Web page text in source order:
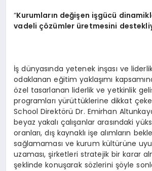
“Kurumların değişen işgücü
vadeli çözümler üretmesini
İş dünyasında yetenek inşası ve
odaklanan eğitim yaklaşımı
özel tasarlanan liderlik ve yetkinlik
programları yürüttüklerine dikkat
School Direktörü Dr. Emirhan
beyaz yakalı çalışanlar arasındaki
oranları, dış kaynaklı işe alımların
sağlamaması ve kurum kültürüne
uzaması, şirketleri stratejik bir karar
şeklinde konuşarak sözlerini şöyle